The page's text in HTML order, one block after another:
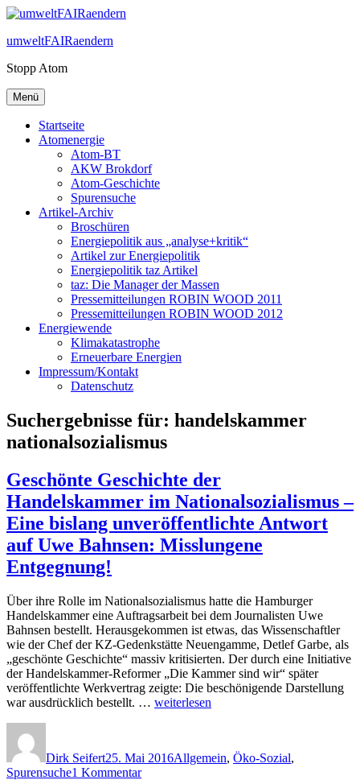
Zum
springen
umweltFAIRaendern
Stopp Atom
Menü
Startseite
Atomenergie
Atom-BT
AKW Brokdorf
Atom-Geschichte
Spurensuche
Artikel-Archiv
Broschüren
Energiepolitik aus „analyse+kritik“
Artikel zur Energiepolitik
Energiepolitik taz Artikel
taz: Die Manager der Massen
Pressemitteilungen ROBIN WOOD 2011
Pressemitteilungen ROBIN WOOD 2012
Energiewende
Klimakatastrophe
Erneuerbare Energien
Impressum/Kontakt
Datenschutz
Suchergebnisse für: handelskammer
nationalsozialismus
Geschönte Geschichte der
Handelskammer im Nationalsozialismus –
Eine bislang unveröffentlichte Antwort
auf Uwe Bahnsen: Misslungene
Entgegnung!
Über ihre Rolle im Nationalsozialismus hatte die Hamburger
Handelskammer eine Auftragsarbeit bei dem Journalisten Uwe
Bahnsen bestellt. Herausgekommen ist etwas, das Wissenschaftler
wie der Chef der KZ-Gedenkstätte Neuengamme, Detlef Garbe, als
„geschönte Geschichte“ massiv kritisierten. Der durch eine Initiative
der Handelskammer-Reformer „Die Kammer sind wir“ später
veröffentlichte Werkvertrag zeigte: Die beschönigende Darstellung
war ausdrücklich bestellt. … „Geschönte
im
weiterlesen
Dirk Seifert25. Mai 2016Allgemein, Öko-Sozial,
Spurensuche1 Kommentarzu